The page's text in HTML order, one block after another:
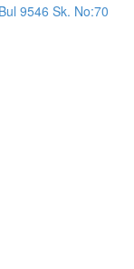
9546 Sk. No:70